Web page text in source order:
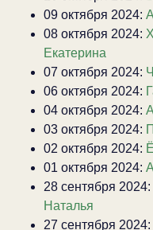
09 октября 2024:
08 октября 2024:
Екатерина
07 октября 2024:
06 октября 2024:
04 октября 2024:
03 октября 2024:
02 октября 2024:
01 октября 2024:
28 сентября 2024:
Наталья
27 сентября 2024: